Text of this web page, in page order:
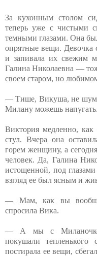
За кухонным столом
теперь уже с чистыми
темными глазами. Она
опрятные вещи. Девочка
и запивала их свежим
Галина Николаевна —
своем старом, но
— Тише, Викуша, не
Милану можешь напугать.
Виктория медленно,
стул. Вчера она
горем женщину, а
человек. Да, Галина
истощенной, под
взгляд ее был ясным и
— Мам, как вы
спросила Вика.
— А мы с Миланочкой
покушали
постирала ее вещи,